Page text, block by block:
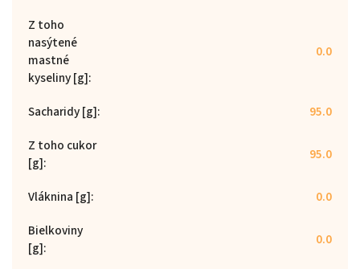
Z toho
nasýtené
mastné
kyseliny [g]:
0.0
Sacharidy [g]:
95.0
Z toho cukor
[g]: 95.0
Vláknina [g]:
0.0
Bielkoviny
[g]: 0.0